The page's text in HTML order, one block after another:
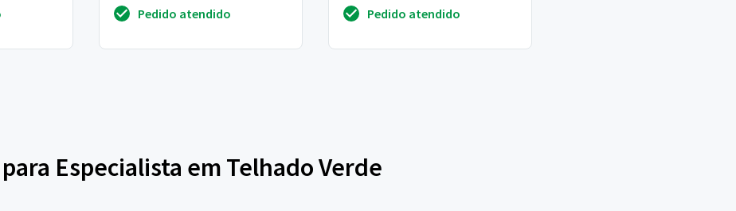
uma estrutura qu...
Pedido atendido
acumularam ao longo do tem...
Pedido atendido
Especialista em Telhado Verde